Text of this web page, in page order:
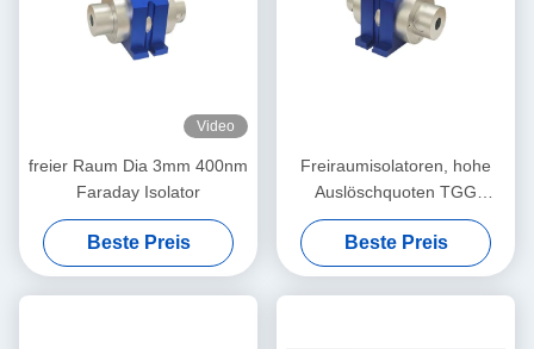
Video
freier Raum Dia 3mm 400nm
Faraday Isolator
Beste Preis
Freiraumisolatoren, hohe
Auslöschquoten TGG
Kristalloptischer Isolator,
niedriger Einsetzverlust,
hohe Stabilität
Einzel-/Mehrstufenisolator
Beste Preis